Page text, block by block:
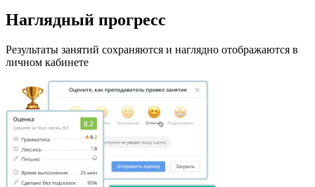
Наглядный прогресс
Результаты занятий сохраняются и наглядно отображаются в
личном кабинете